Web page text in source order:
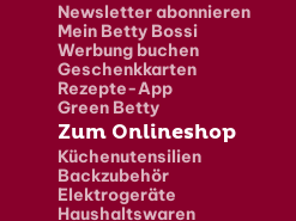
Newsletter abonnieren
Mein Betty Bossi
Werbung buchen
Geschenkkarten
Rezepte-App
Green Betty
Zum Onlineshop
Küchenutensilien
Backzubehör
Elektrogeräte
Haushaltswaren